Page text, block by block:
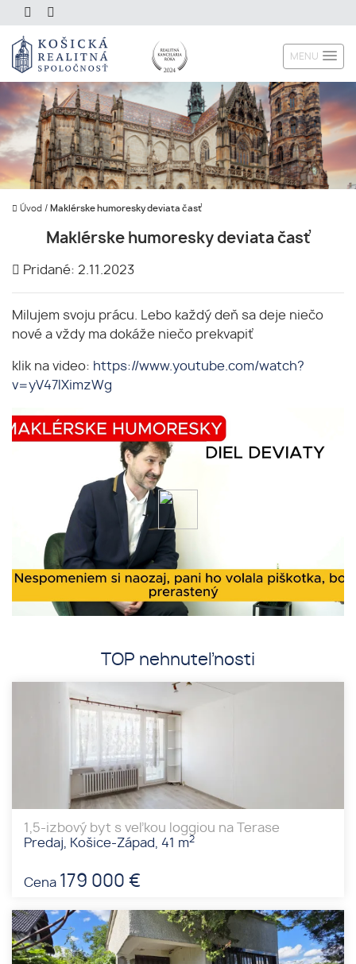
MENU
Úvod / Maklérske humoresky deviata časť
Maklérske humoresky deviata časť
Pridané: 2.11.2023
Milujem svoju prácu. Lebo každý deň sa deje niečo
nové a vždy ma dokáže niečo prekvapiť
klik na video: https://www.youtube.com/watch?
v=yV47lXimzWg
TOP nehnuteľnosti
1,5-izbový byt s veľkou loggiou na Terase
Predaj, Košice-Západ, 41 m2
Cena 179 000 €